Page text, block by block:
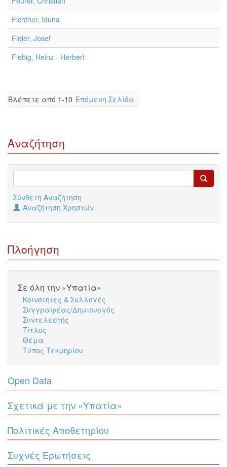
Fichtner, Iduna
Fidler, Josef
Fiebig, Heinz - Herbert
Βλέπετε από 1-10 Επόμενη Σελίδα
Αναζήτηση
Σύνθετη Αναζήτηση
Αναζήτηση Χρηστών
Πλοήγηση
Σε όλη την «Υπατία»
Κοινότητες & Συλλογές
Συγγραφέας/Δημιουργός
Συντελεστής
Τίτλος
Θέμα
Τύπος Τεκμηρίου
Open Data
Σχετικά με την «Υπατία»
Πολιτικές Αποθετηρίου
Συχνές Ερωτήσεις